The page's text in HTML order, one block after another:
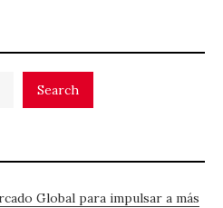
Search
Global para impulsar a más